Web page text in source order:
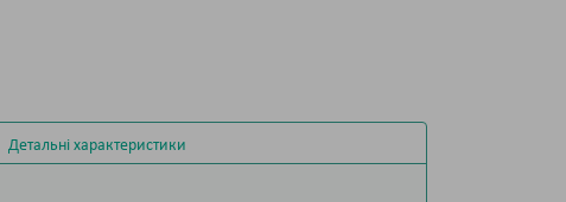
Детальні характеристики